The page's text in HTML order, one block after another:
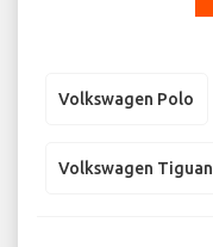
Volkswagen Polo
Volkswagen Tiguan